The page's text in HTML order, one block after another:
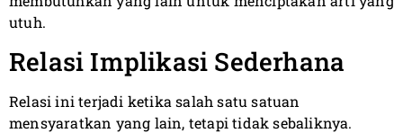
utuh.
Relasi Implikasi Sederhana
Relasi ini terjadi ketika salah satu satuan
mensyaratkan yang lain, tetapi tidak sebaliknya.